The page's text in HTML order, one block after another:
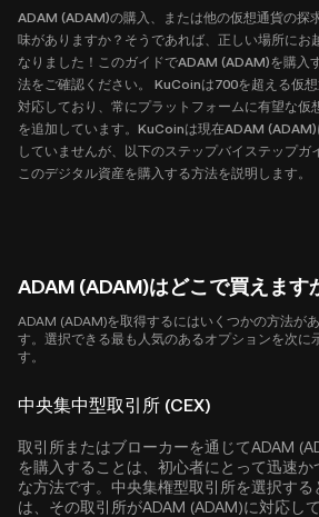
ADAM (ADAM)の購入、または他の仮想通貨の探
味がありますか？そうであれば、正しい場所にお
なりました！このガイドでADAM (ADAM)を購入
法をご確認ください。 KuCoinは700を超える仮
対応しており、常にプラットフォームに有望な仮
を追加しています。KuCoinは現在ADAM
していませんが、以下のステップバイステップガ
このデジタル資産を購入する方法を説明します。
ADAM (ADAM)はどこで買えます
ADAM (ADAM)を取得するにはいくつかの方法が
す。選択できる最も人気のあるオプションを次に
す。
中央集中型取引所 (CEX)
取引所またはブローカーを通じてADAM
を購入することは、初心者にとって迅速か
な方法です。中央集権型取引所を選択する
は、その取引所がADAM (ADAM)に対応し